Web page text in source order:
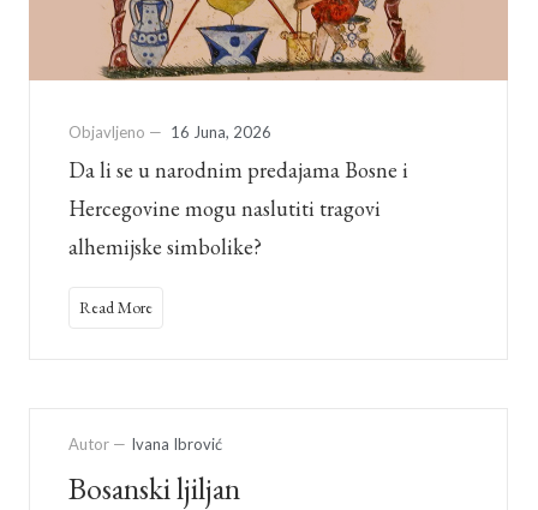
Objavljeno — 16 Juna, 2026
Da li se u narodnim predajama Bosne i
Hercegovine mogu naslutiti tragovi
alhemijske simbolike?
Read More
Autor — Ivana Ibrović
Bosanski ljiljan